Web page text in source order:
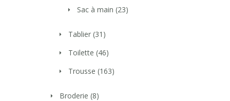
Sac à main (23)
Tablier (31)
Toilette (46)
Trousse (163)
Broderie (8)